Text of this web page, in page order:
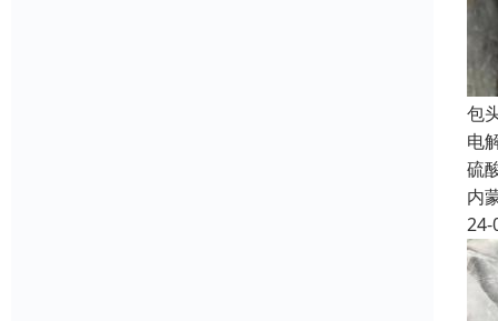
包
电
硫
内
24-